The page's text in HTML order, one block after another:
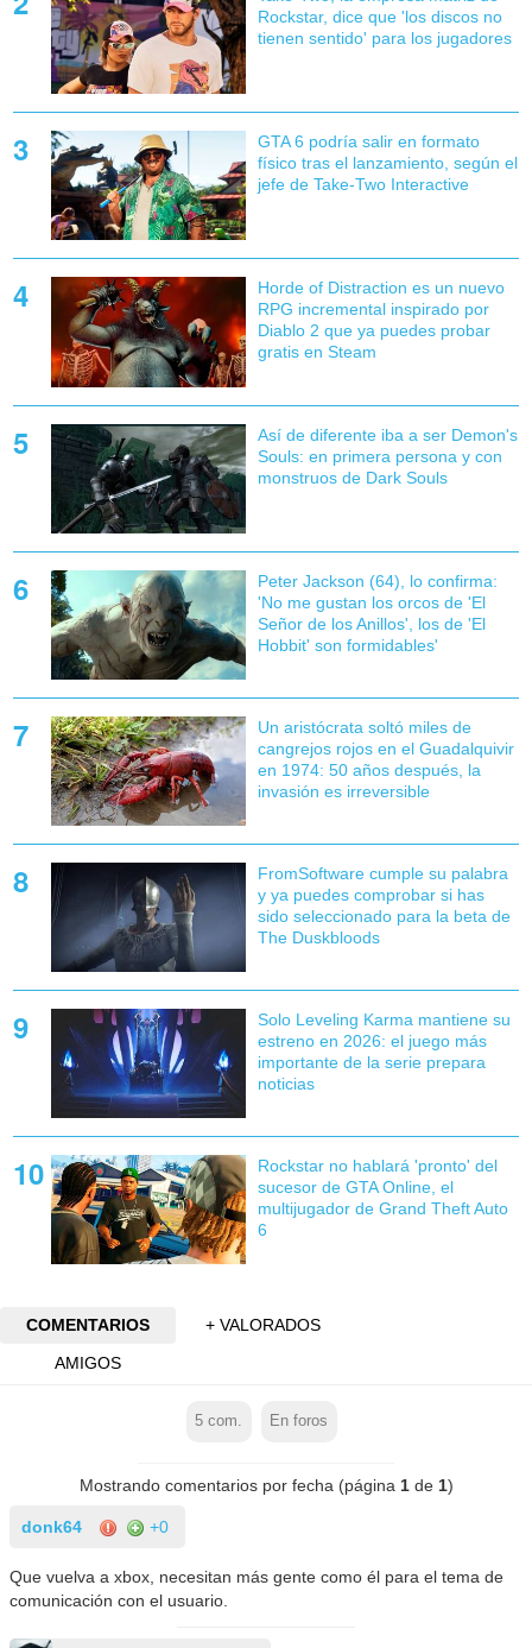
Rockstar, dice que 'los discos no
tienen sentido' para los jugadores
GTA 6 podría salir en formato
físico tras el lanzamiento, según el
jefe de Take-Two Interactive
Horde of Distraction es un nuevo
RPG incremental inspirado por
Diablo 2 que ya puedes probar
gratis en Steam
Así de diferente iba a ser Demon's
Souls: en primera persona y con
monstruos de Dark Souls
Peter Jackson (64), lo confirma:
'No me gustan los orcos de 'El
Señor de los Anillos', los de 'El
Hobbit' son formidables'
Un aristócrata soltó miles de
cangrejos rojos en el Guadalquivir
en 1974: 50 años después, la
invasión es irreversible
FromSoftware cumple su palabra
y ya puedes comprobar si has
sido seleccionado para la beta de
The Duskbloods
Solo Leveling Karma mantiene su
estreno en 2026: el juego más
importante de la serie prepara
noticias
Rockstar no hablará 'pronto' del
sucesor de GTA Online, el
multijugador de Grand Theft Auto
6
COMENTARIOS
+ VALORADOS
AMIGOS
5 com. En foros
Mostrando comentarios por fecha (página 1de 1)
donk64 +0
Que vuelva a xbox, necesitan más gente como él para el tema de
comunicación con el usuario.